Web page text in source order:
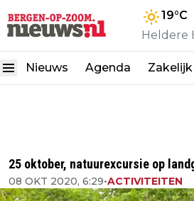
19°C
Heldere
Nieuws Agenda Zakelijk
25 oktober, natuurexcursie op
08 OKT 2020, 6:29•ACTIVITEITEN